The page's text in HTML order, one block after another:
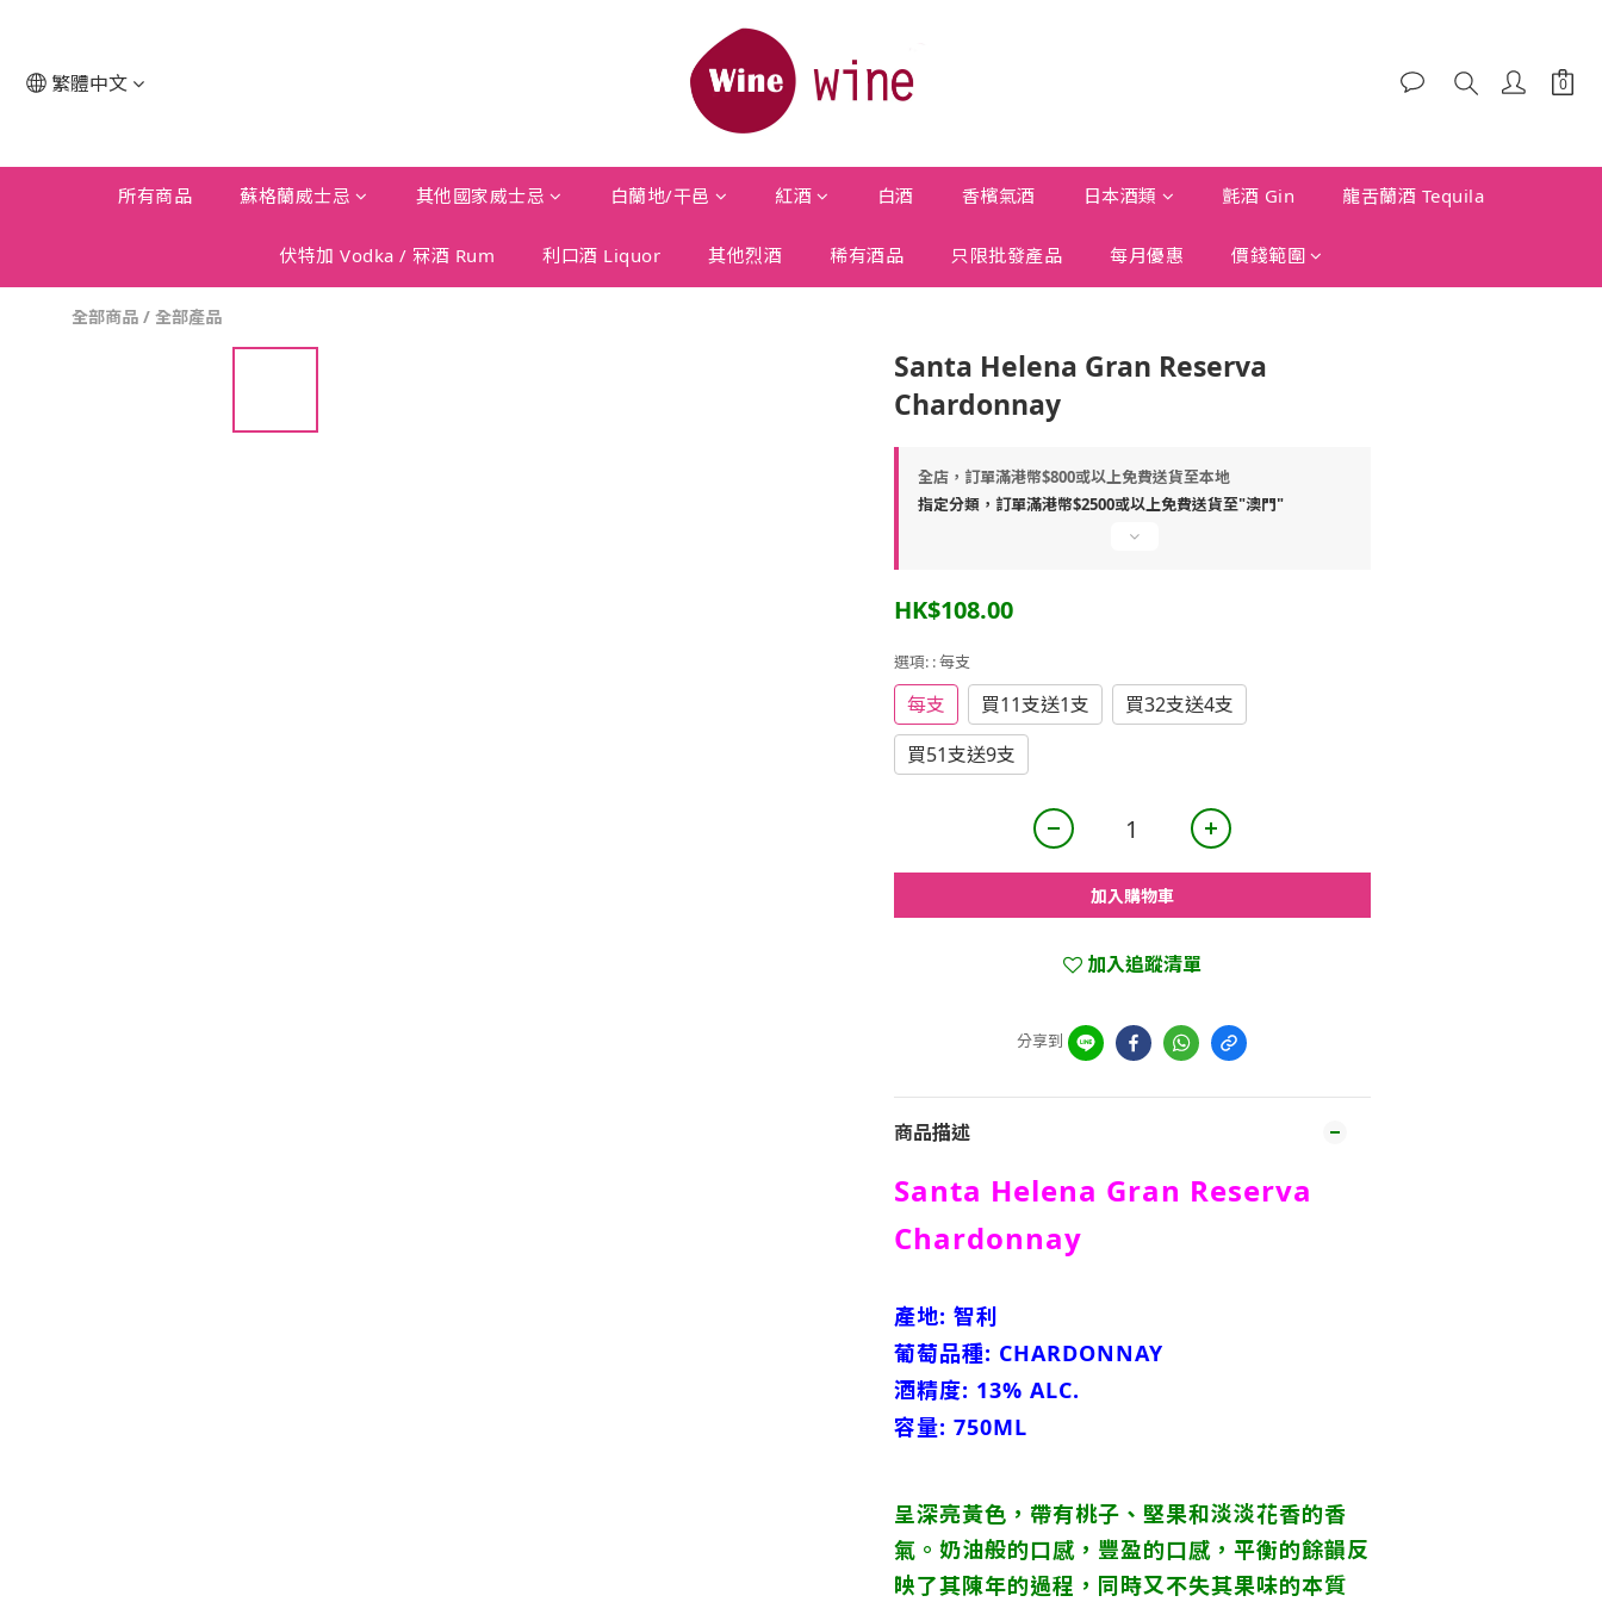
繁體中文
所有商品 蘇格蘭威士忌 其他國家威士忌 白蘭地/干邑 紅酒 白酒 香檳氣酒 日本酒類 氈酒 Gin 龍舌蘭酒 Tequila
伏特加 Vodka / 冧酒 Rum 利口酒 Liquor 其他烈酒 稀有酒品 只限批發產品 每月優惠 價錢範圍
全部商品 / 全部產品
Santa Helena Gran Reserva
Chardonnay
全店，訂單滿港幣$800或以上免費送貨至本地
指定分類，訂單滿港幣$2500或以上免費送貨至"澳門"
HK$108.00
選項: : 每支
每支 買11支送1支
買32支送4支
買51支送9支
加入購物車
加入追蹤清單
分享到
商品描述
Santa Helena Gran Reserva
Chardonnay
產地: 智利
葡萄品種: CHARDONNAY
酒精度: 13% ALC.
容量: 750ML
呈深亮黃色，帶有桃子、堅果和淡淡花香的香
氣。奶油般的口感，豐盈的口感，平衡的餘韻反
映了其陳年的過程，同時又不失其果味的本質